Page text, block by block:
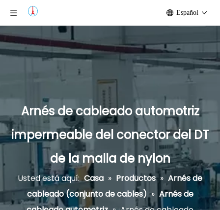
Español
Arnés de cableado automotriz
impermeable del conector del DT
de la malla de nylon
Usted está aquí: Casa » Productos » Arnés de
cableado (conjunto de cables) » Arnés de